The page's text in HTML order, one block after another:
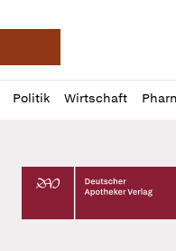
Deutsche
Politik Wirtschaft
Profil
öffnen
Daz
Pur
Deutscher Apotheker